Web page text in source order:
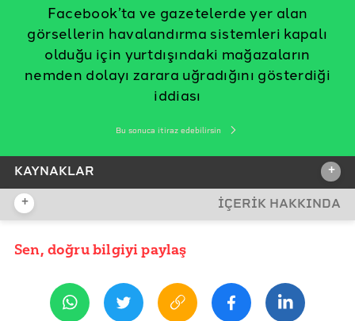
Facebook’ta ve gazetelerde yer alan
görsellerin havalandırma sistemleri kapalı
olduğu için yurtdışındaki mağazaların
nemden dolayı zarara uğradığını gösterdiği
iddiası
Bu sonuca itiraz edebilirsin
KAYNAKLAR +
İDDİA KAYNAĞI
REFERANSLAR
Nex Nezeum (Facebook Kullanıcısı)
+ İÇERİK HAKKINDA
YAYIN TARİHİ
Sen, doğru bilgiyi paylaş